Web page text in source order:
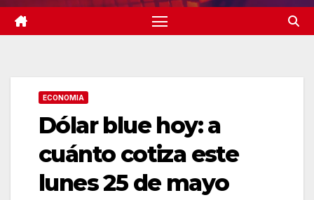
ECONOMIA
Dólar blue hoy: a
cuánto cotiza este
lunes 25 de mayo